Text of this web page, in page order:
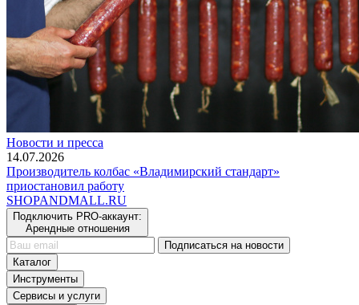
Новости и пресса
14.07.2026
Производитель колбас «Владимирский стандарт»
приостановил работу
SHOPANDMALL.RU
Подключить PRO-аккаунт:
Арендные отношения
Подписаться на новости
Каталог
Инструменты
Сервисы и услуги